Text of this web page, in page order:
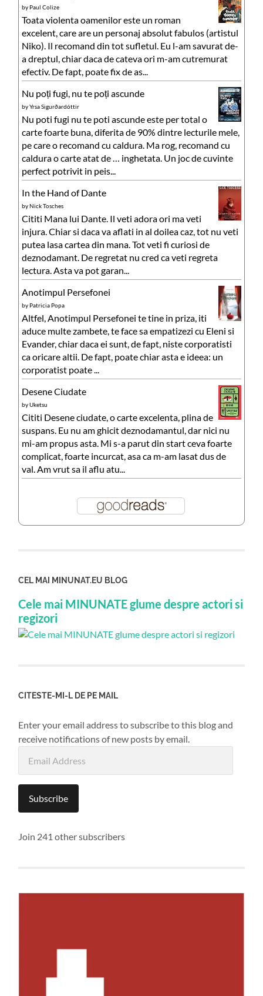
by Paul Colize
Toata violenta oamenilor este un roman
excelent, care are un personaj absolut fabulos (artistul
Niko). Il recomand din tot sufletul. Eu l-am savurat de-
a dreptul, chiar daca de cateva ori m-am cutremurat
efectiv. De fapt, poate fix de as...
Nu poți fugi, nu te poți ascunde
byYrsa Sigurðardóttir
Nu poti fugi nu te poti ascunde este per total o
carte foarte buna, diferita de 90% dintre lecturile mele,
pe care o recomand cu caldura. Ma rog, recomand cu
caldura o carte atat de … inghetata. Un joc de cuvinte
perfect potrivit in peis...
In the Hand of Dante
byNick Tosches
Cititi Mana lui Dante. Il veti adora ori ma veti
injura. Chiar si daca va aflati in al doilea caz, tot nu veti
putea lasa cartea din mana. Tot veti fi curiosi de
deznodamant. De regretat nu cred ca veti regreta
lectura. Asta va pot garan...
Anotimpul Persefonei
by Patricia Popa
Altfel, Anotimpul Persefonei te tine in priza, iti
aduce multe zambete, te face sa empatizezi cu Eleni si
Evander, chiar daca ei sunt, de fapt, niste corporatisti
ca oricare altii. De fapt, poate chiar asta e ideea: un
corporatist poate ...
Desene Ciudate
byUketsu
Cititi Desene ciudate, o carte excelenta, plina de
suspans. Eu nu am ghicit deznodamantul, dar nici nu
mi-am propus asta. Mi s-a parut din start ceva foarte
complicat, foarte incurcat, asa ca m-am lasat dus de
val. Am vrut sa il aflu atu...
CEL MAI MINUNAT.EU BLOG
Cele mai MINUNATE glume despre actori si
regizori
CITESTE-MI-L DE PE MAIL
Enter your email address to subscribe to this blog and
receive notifications of new posts by email.
Address
Subscribe
Join 241 other subscribers